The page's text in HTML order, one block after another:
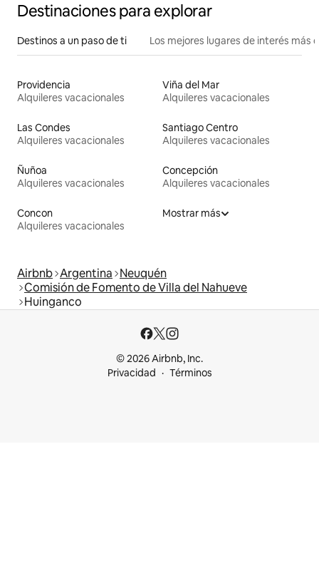
Destinaciones para explorar
Destinos a un paso de ti Los mejores lugares de interés más
Providencia
Alquileres vacacionales
Viña del Mar
Alquileres vacacionales
Las Condes
Alquileres vacacionales
Santiago Centro
Alquileres vacacionales
Ñuñoa
Alquileres vacacionales
Concepción
Alquileres vacacionales
Concon
Alquileres vacacionales
Mostrar más
Airbnb Argentina Neuquén
Comisión de Fomento de Villa del Nahueve
Huinganco
© 2026 Airbnb, Inc.
Privacidad
Términos